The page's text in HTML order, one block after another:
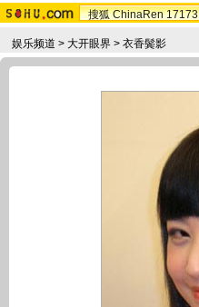
搜狐 ChinaRen 17173
娱乐频道 > 大开眼界 > 衣香鬓影